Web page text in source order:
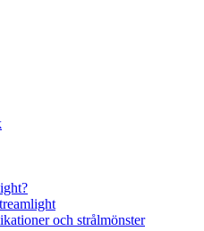
och strålmönster